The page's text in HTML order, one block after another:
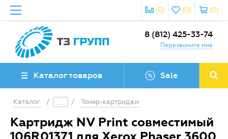
(0)
(0)
(0)
8 (812) 425-33-74
Перезвоните мне
Каталог товаров Sale
Каталог / / Тонер-картриджи
Картридж NV Print совместимый